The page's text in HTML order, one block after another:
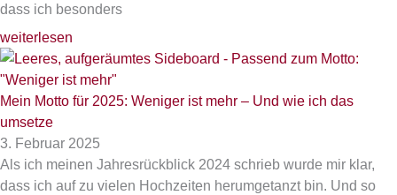
dass ich besonders
weiterlesen
Mein Motto für 2025: Weniger ist mehr – Und wie ich das
umsetze
3. Februar 2025
Als ich meinen Jahresrückblick 2024 schrieb wurde mir klar,
dass ich auf zu vielen Hochzeiten herumgetanzt bin. Und so